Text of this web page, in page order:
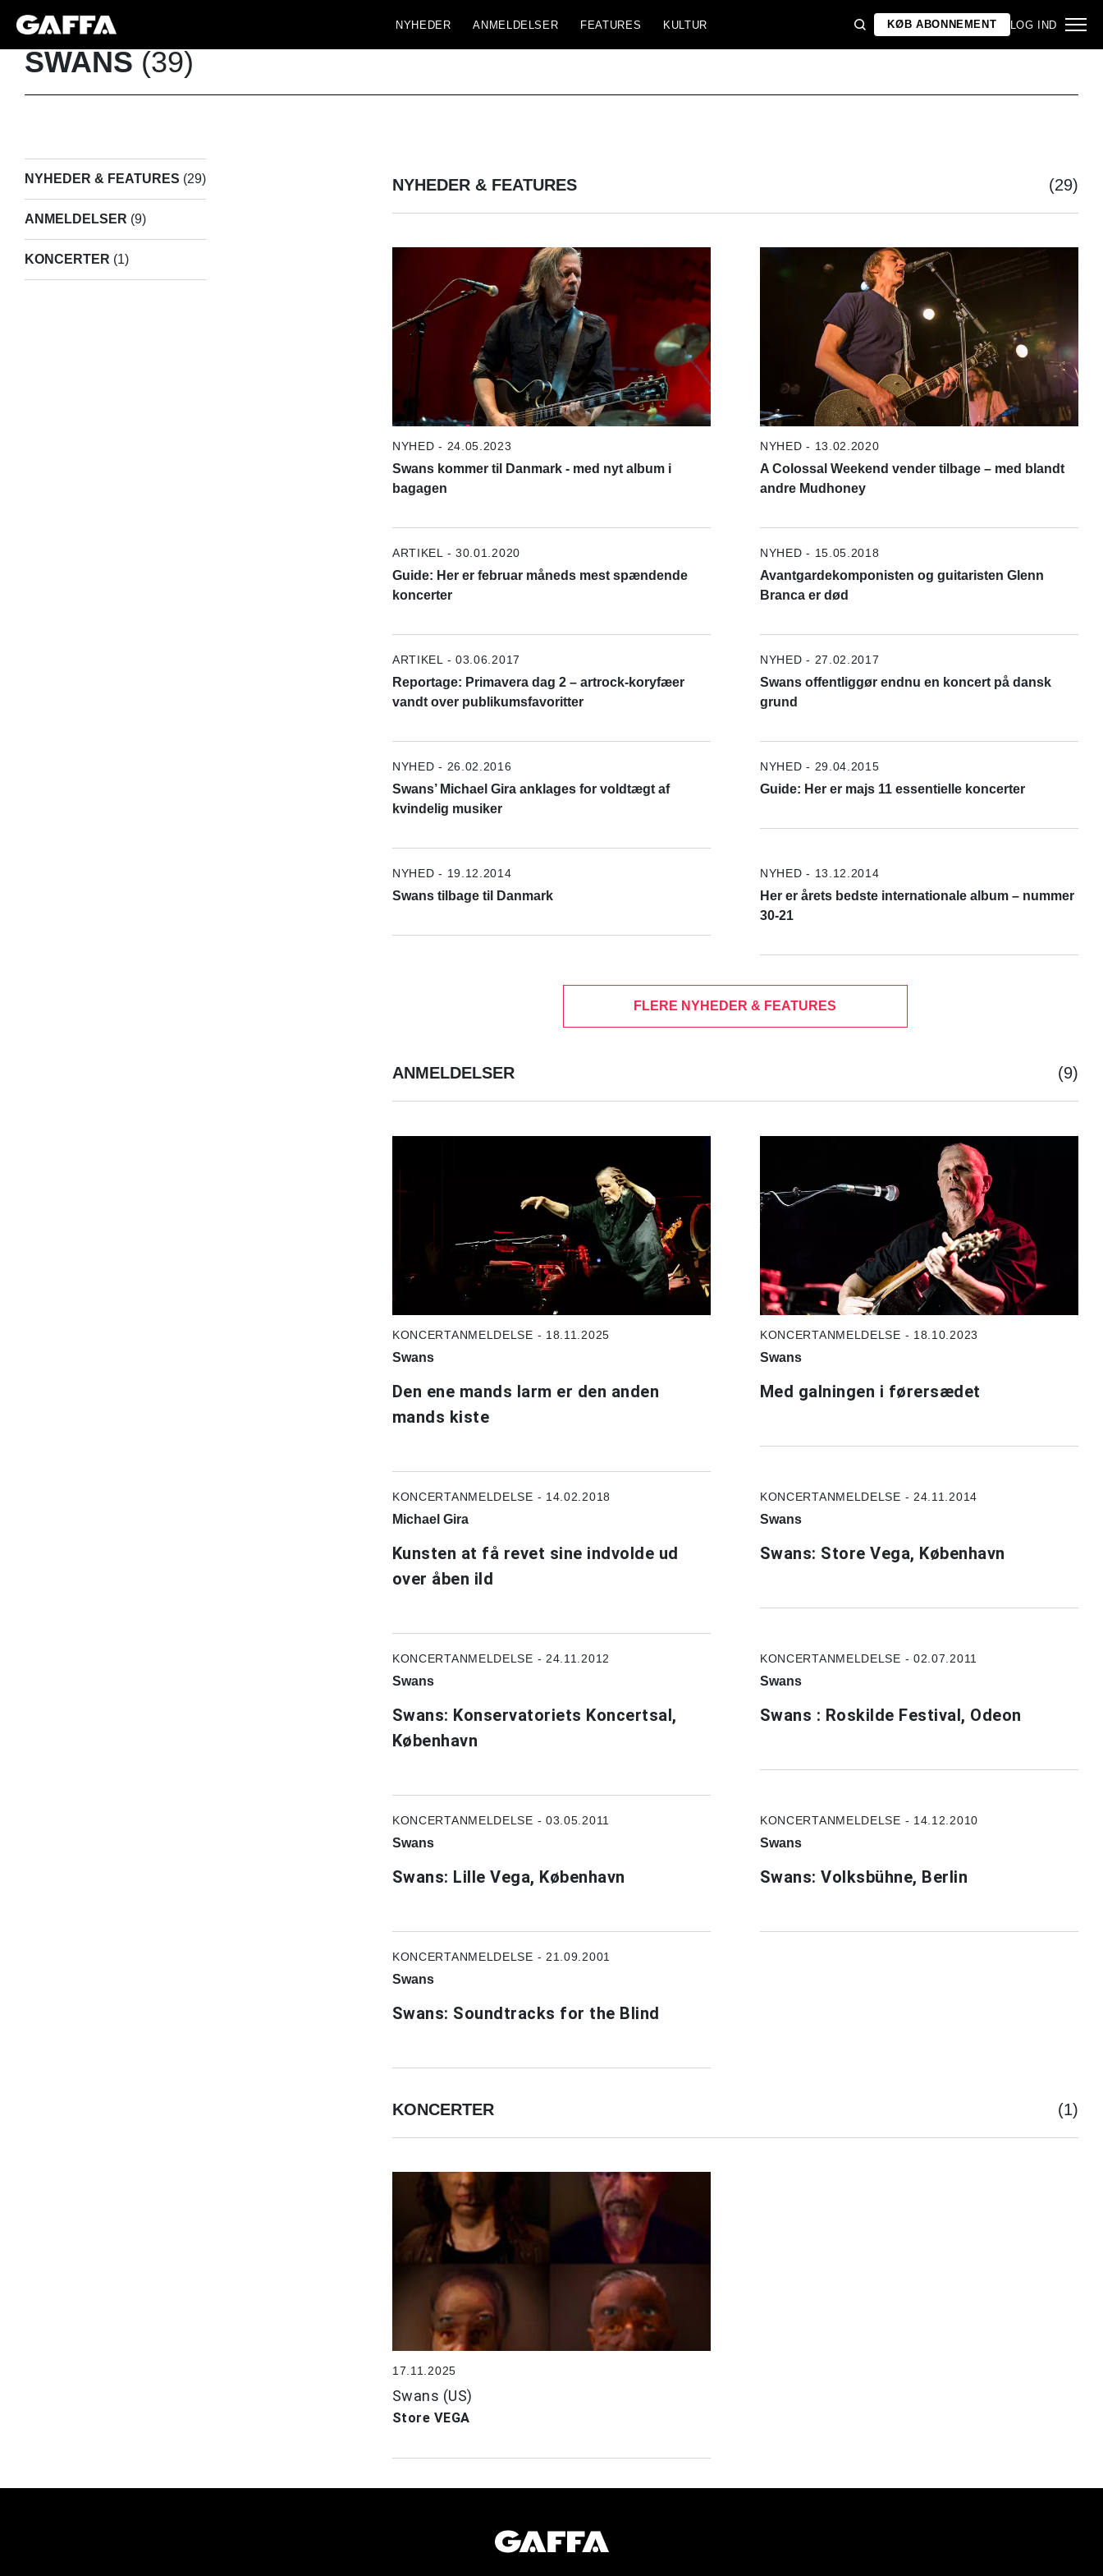
NYHEDER ANMELDELSER FEATURES KULTUR KØB ABONNEMENT LOG IND
SWANS (39)
NYHEDER & FEATURES (29)
ANMELDELSER (9)
KONCERTER (1)
NYHEDER & FEATURES (29)
NYHED - 24.05.2023
Swans kommer til Danmark - med nyt album i
bagagen
NYHED - 13.02.2020
A Colossal Weekend vender tilbage – med blandt
andre Mudhoney
ARTIKEL - 30.01.2020
Guide: Her er februar måneds mest spændende
koncerter
NYHED - 15.05.2018
Avantgardekomponisten og guitaristen Glenn
Branca er død
ARTIKEL - 03.06.2017
Reportage: Primavera dag 2 – artrock-koryfæer
vandt over publikumsfavoritter
NYHED - 27.02.2017
Swans offentliggør endnu en koncert på dansk
grund
NYHED - 26.02.2016
Swans’ Michael Gira anklages for voldtægt af
kvindelig musiker
NYHED - 29.04.2015
Guide: Her er majs 11 essentielle koncerter
NYHED - 19.12.2014
Swans tilbage til Danmark
NYHED - 13.12.2014
Her er årets bedste internationale album – nummer
30-21
FLERE NYHEDER & FEATURES
ANMELDELSER (9)
KONCERTANMELDELSE - 18.11.2025
Swans
Den ene mands larm er den anden
mands kiste
KONCERTANMELDELSE - 18.10.2023
Swans
Med galningen i førersædet
KONCERTANMELDELSE - 14.02.2018
Michael Gira
Kunsten at få revet sine indvolde ud
over åben ild
KONCERTANMELDELSE - 24.11.2014
Swans
Swans: Store Vega, København
KONCERTANMELDELSE - 24.11.2012
Swans
Swans: Konservatoriets Koncertsal,
København
KONCERTANMELDELSE - 02.07.2011
Swans
Swans : Roskilde Festival, Odeon
KONCERTANMELDELSE - 03.05.2011
Swans
Swans: Lille Vega, København
KONCERTANMELDELSE - 14.12.2010
Swans
Swans: Volksbühne, Berlin
KONCERTANMELDELSE - 21.09.2001
Swans
Swans: Soundtracks for the Blind
KONCERTER (1)
17.11.2025
Swans (US)
Store VEGA